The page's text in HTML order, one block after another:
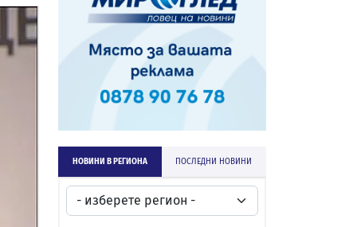
НОВИНИ В РЕГИОНА ПОСЛЕДНИ НОВИНИ